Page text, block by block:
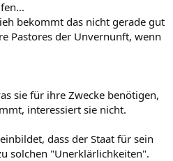
bekommt das nicht gerade gut
Pastores der Unvernunft, wenn
sie für ihre Zwecke benötigen,
interessiert sie nicht.
dass der Staat für sein
solchen "Unerklärlichkeiten".